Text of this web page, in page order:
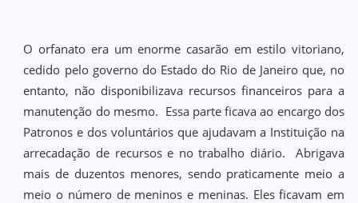
O orfanato era um enorme casarão em estilo vitoriano,
cedido pelo governo do Estado do Rio de Janeiro que, no
entanto, não disponibilizava recursos financeiros para a
manutenção do mesmo. Essa parte ficava ao encargo dos
Patronos e dos voluntários que ajudavam a Instituição na
arrecadação de recursos e no trabalho diário. Abrigava
mais de duzentos menores, sendo praticamente meio a
meio o número de meninos e meninas. Eles ficavam em